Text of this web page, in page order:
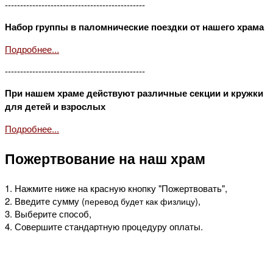
----------------------------------------------
Набор группы в паломнические поездки от нашего храма
Подробнее...
----------------------------------------------
При нашем храме действуют различные секции и кружки
для детей и взрослых
Подробнее...
Пожертвование на наш храм
1. Нажмите ниже на красную кнопку "Пожертвовать",
2. Введите сумму (перевод будет как физлицу),
3. Выберите способ,
4. Совершите стандартную процедуру оплаты.